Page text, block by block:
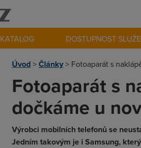
KATALOG DOSTUPNOST
Úvod>Články> Fotoaparát s
Fotoaparát s
dočkáme u
Výrobci mobilních telefonů se
Jedním takovým je i Samsung,